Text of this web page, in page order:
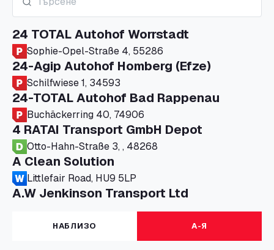
24 TOTAL Autohof Worrstadt
Sophie-Opel-Straße 4, 55286
24-Agip Autohof Homberg (Efze)
Schilfwiese 1, 34593
24-TOTAL Autohof Bad Rappenau
Buchäckerring 40, 74906
4 RATAI Transport GmbH Depot
Otto-Hahn-Straße 3, , 48268
A Clean Solution
Littlefair Road, HU9 5LP
A.W Jenkinson Transport Ltd
Progress House, ME11 5GA
A+G Nettetal - Depot Parking
Am Panneschopp 7, 41334
НАБЛИЗО А-Я